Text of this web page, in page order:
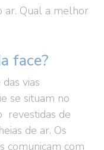
ar. Qual a melhor
face?
vias
se situam no
revestidas de
de ar. Os
comunicam com